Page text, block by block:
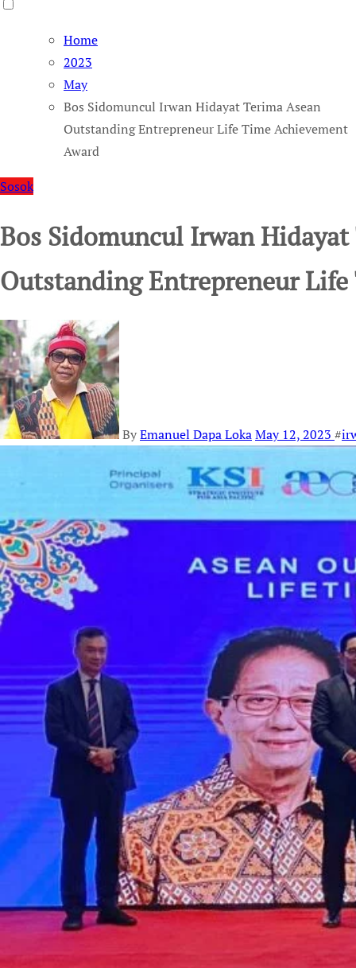
Home
2023
May
Bos Sidomuncul Irwan Hidayat Terima Asean
Outstanding Entrepreneur Life Time Achievement
Award
Sosok
Bos Sidomuncul Irwan Hidayat
Outstanding Entrepreneur
ByEmanuel Dapa LokaMay 12, 2023 #